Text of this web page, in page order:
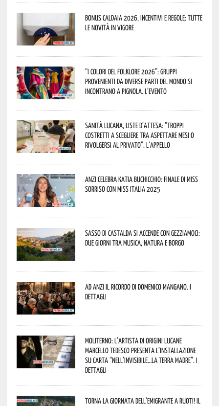
Bonus caldaia 2026, incentivi e regole: tutte
le novità in vigore
“I Colori del Folklore 2026”: gruppi
provenienti da diverse parti del mondo si
incontrano a Pignola. L’evento
Sanità lucana, liste d’attesa: “Troppi
costretti a scegliere tra aspettare mesi o
rivolgersi al privato”. L’appello
Anzi celebra Katia Buchicchio: finale di Miss
Sorriso con Miss Italia 2025
Sasso di Castalda si accende con Gezziamoci:
due giorni tra musica, natura e borgo
Ad Anzi il ricordo di Domenico Mangano. I
dettagli
Moliterno: l’artista di origini lucane
Marcello Tedesco presenta l’installazione
su carta “Nell’invisibile…la terra madre”. I
dettagli
Torna la Giornata dell’Emigrante a Ruoti! Il